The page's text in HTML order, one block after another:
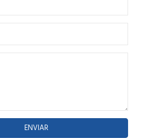
ENVIAR